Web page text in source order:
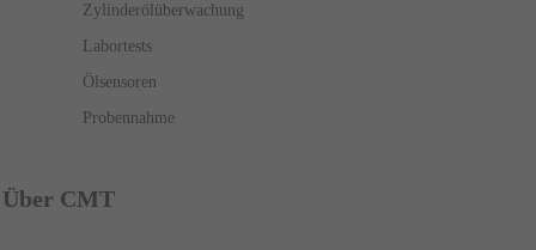
Zylinderölüberwachung
Labortests
Ölsensoren
Probennahme
Über CMT